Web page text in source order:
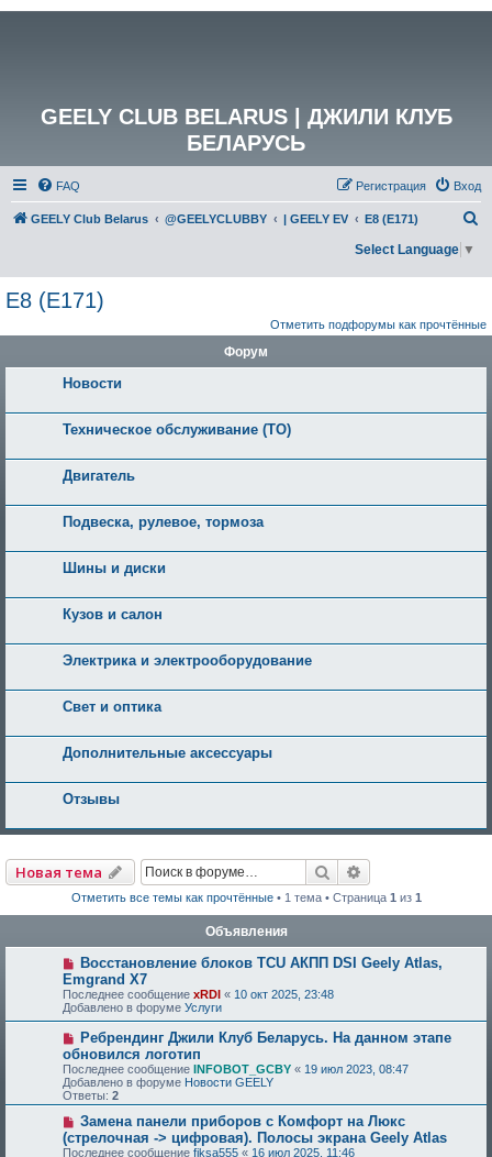
GEELY CLUB BELARUS | ДЖИЛИ КЛУБ
БЕЛАРУСЬ
FAQ Вход
Регистрация
GEELY Club Belarus @GEELYCLUBBY | GEELY EV E8 (E171)
к
Select Language ▼
E8 (E171)
Отметить подфорумы как прочтённые
Форум
Новости
Техническое обслуживание (ТО)
Двигатель
Подвеска, рулевое, тормоза
Шины и диски
Кузов и салон
Электрика и электрооборудование
Свет и оптика
Дополнительные аксессуары
Отзывы
Новая тема Поиск
Отметить все темы как прочтённые• 1 тема • Страница 1 из 1
Объявления
Восстановление блоков TCU АКПП DSI Geely Atlas,
Emgrand X7
Последнее сообщение xRDI « 10 окт 2025, 23:48
Добавлено в форуме Услуги
Ребрендинг Джили Клуб Беларусь. На данном этапе
обновился логотип
Последнее сообщение INFOBOT_GCBY « 19 июл 2023, 08:47
Добавлено в форуме Новости GEELY
Ответы: 2
Замена панели приборов с Комфорт на Люкс
(стрелочная -> цифровая). Полосы экрана Geely Atlas
Последнее сообщение fiksa555 « 16 июл 2025, 11:46